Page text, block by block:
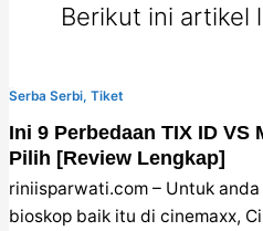
Berikut ini artikel
Serba Serbi,Tiket
Ini 9 Perbedaan TIX ID VS
Pilih [Review Lengkap]
riniisparwati.com – Untuk
bioskop baik itu di cinemaxx,